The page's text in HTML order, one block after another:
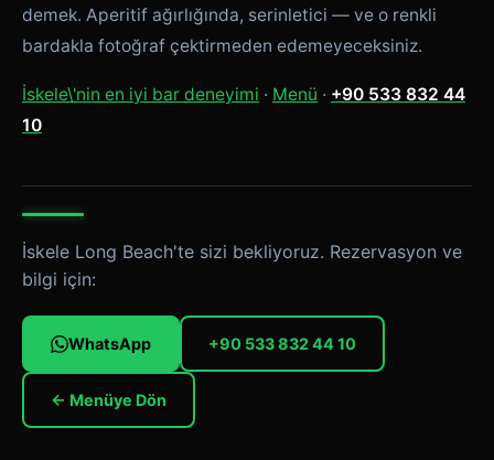
demek. Aperitif ağırlığında, serinletici — ve o renkli
bardakla fotoğraf çektirmeden edemeyeceksiniz.
İskele\'nin en iyi bar deneyimi · Menü · +90 533 832 44
10
İskele Long Beach'te sizi bekliyoruz. Rezervasyon ve
bilgi için:
WhatsApp +90 533 832 44 10
← Menüye Dön